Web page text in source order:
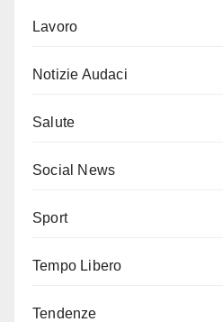
Lavoro
Notizie Audaci
Salute
Social News
Sport
Tempo Libero
Tendenze